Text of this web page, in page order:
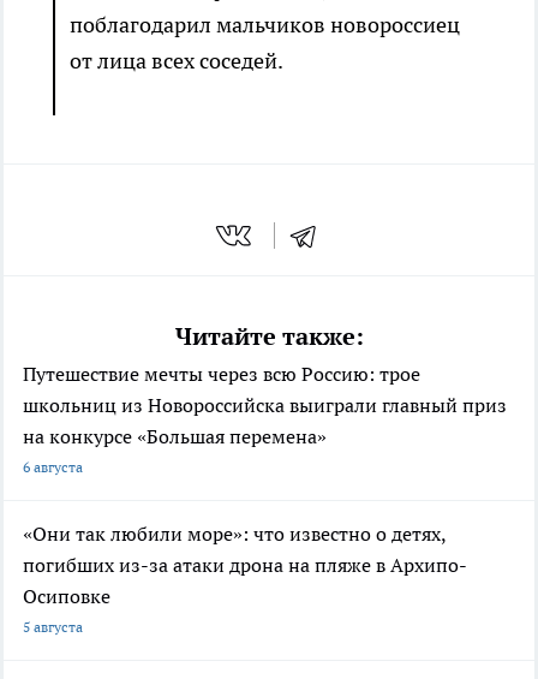
поблагодарил мальчиков новороссиец
от лица всех соседей.
Читайте также:
Путешествие мечты через всю Россию: трое
школьниц из Новороссийска выиграли главный приз
на конкурсе «Большая перемена»
6 августа
«Они так любили море»: что известно о детях,
погибших из-за атаки дрона на пляже в Архипо-
Осиповке
5 августа